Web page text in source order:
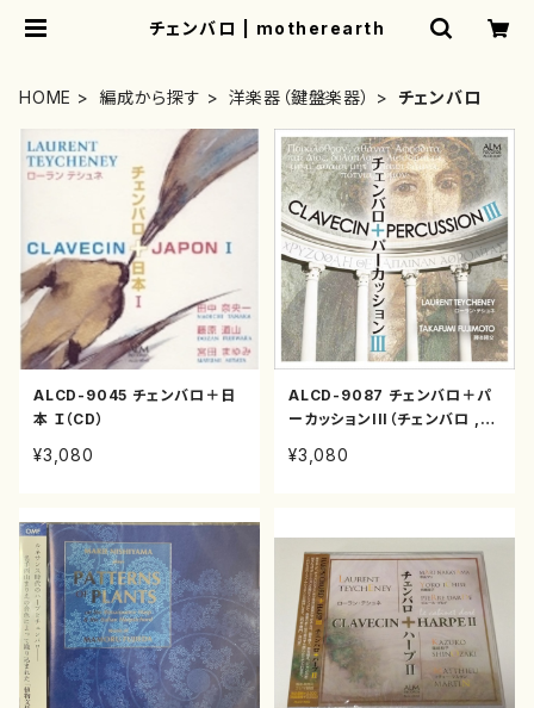
チェンバロ | motherearth
HOME 編成から探す 洋楽器（鍵盤楽器） チェンバロ
ALCD-9045 チェンバロ＋日
本 Ｉ（CD）
¥3,080
ALCD-9087 チェンバロ＋パ
ーカッションIII（チェンバロ ,パ
¥3,080